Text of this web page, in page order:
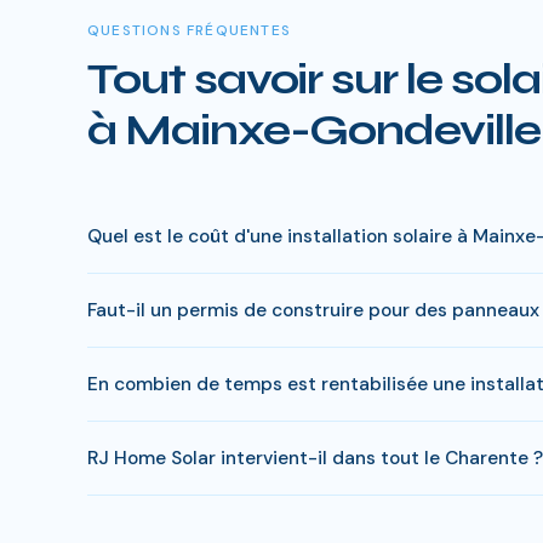
QUESTIONS FRÉQUENTES
Tout savoir sur le
à Mainxe-Gondeville
Quel est le coût d'une installation solaire à
à charge peut descendre sous 4 000 € pour une
Faut-il un permis de construire pour des
s'appliquer. RJ Home Solar gère toutes ces démarches
En combien de temps est rentabilisée une
20 ans, soit des economies cumulees de 20 000 a 40
RJ Home Solar intervient-il dans tout le Charente ?